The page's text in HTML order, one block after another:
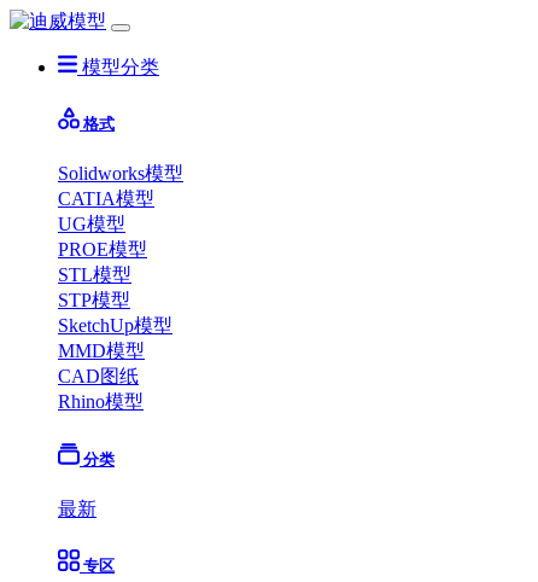
模型分类
格式
Solidworks模型
CATIA模型
UG模型
PROE模型
STL模型
STP模型
SketchUp模型
MMD模型
CAD图纸
Rhino模型
分类
最新
专区